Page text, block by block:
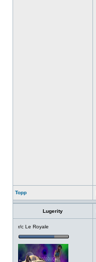
Topp
Lugerity
r/c Le Royale